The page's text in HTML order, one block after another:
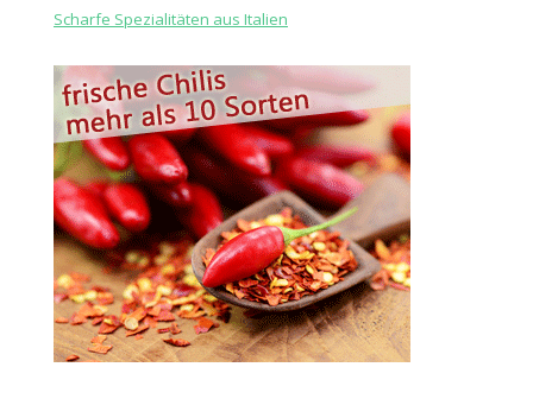
Scharfe Spezialitäten aus Italien